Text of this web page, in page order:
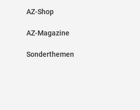
AZ-Shop
AZ-Magazine
Sonderthemen